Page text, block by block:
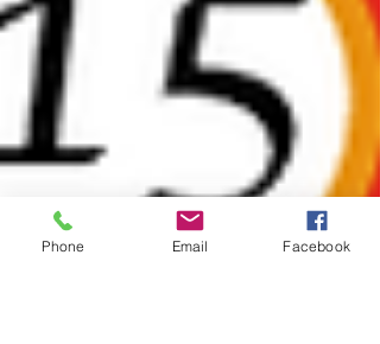
Phone Email Facebook